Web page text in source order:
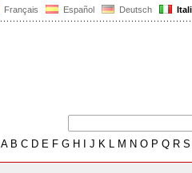
Français Español Deutsch
AB C D E F G H J K L M N O P Q R S